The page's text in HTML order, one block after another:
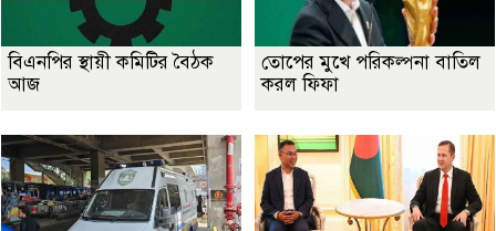
বিএনপির স্থায়ী কমিটির বৈঠক
আজ
তোপের মুখে পরিকল্পনা বাতিল
করল ফিফা